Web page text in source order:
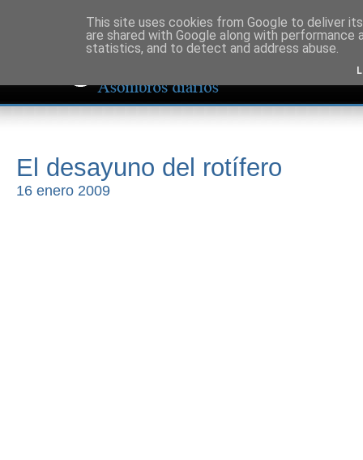
El desayuno del rotífero
16 enero 2009
This site uses cookies from Google to deliver
are shared with Google along with
statistics, and to detect and address abuse.